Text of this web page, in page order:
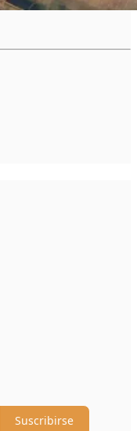
Suscribirse